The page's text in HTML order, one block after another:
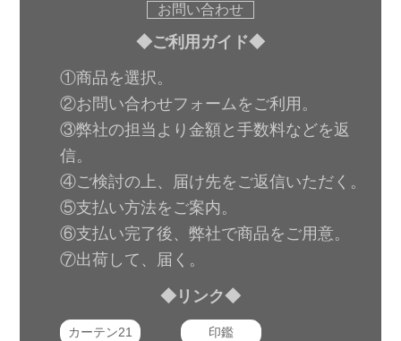
お問い合わせ
◆ご利用ガイド◆
①商品を選択。
②お問い合わせフォームをご利用。
③弊社の担当より金額と手数料などを返
信。
④ご検討の上、届け先をご返信いただく。
⑤支払い方法をご案内。
⑥支払い完了後、弊社で商品をご用意。
⑦出荷して、届く。
◆リンク◆
カーテン21 印鑑